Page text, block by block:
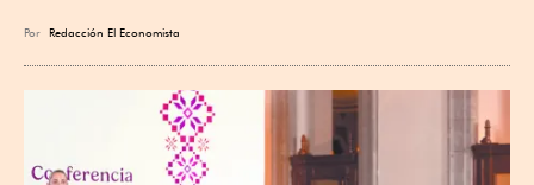
Por Redacción El Economista